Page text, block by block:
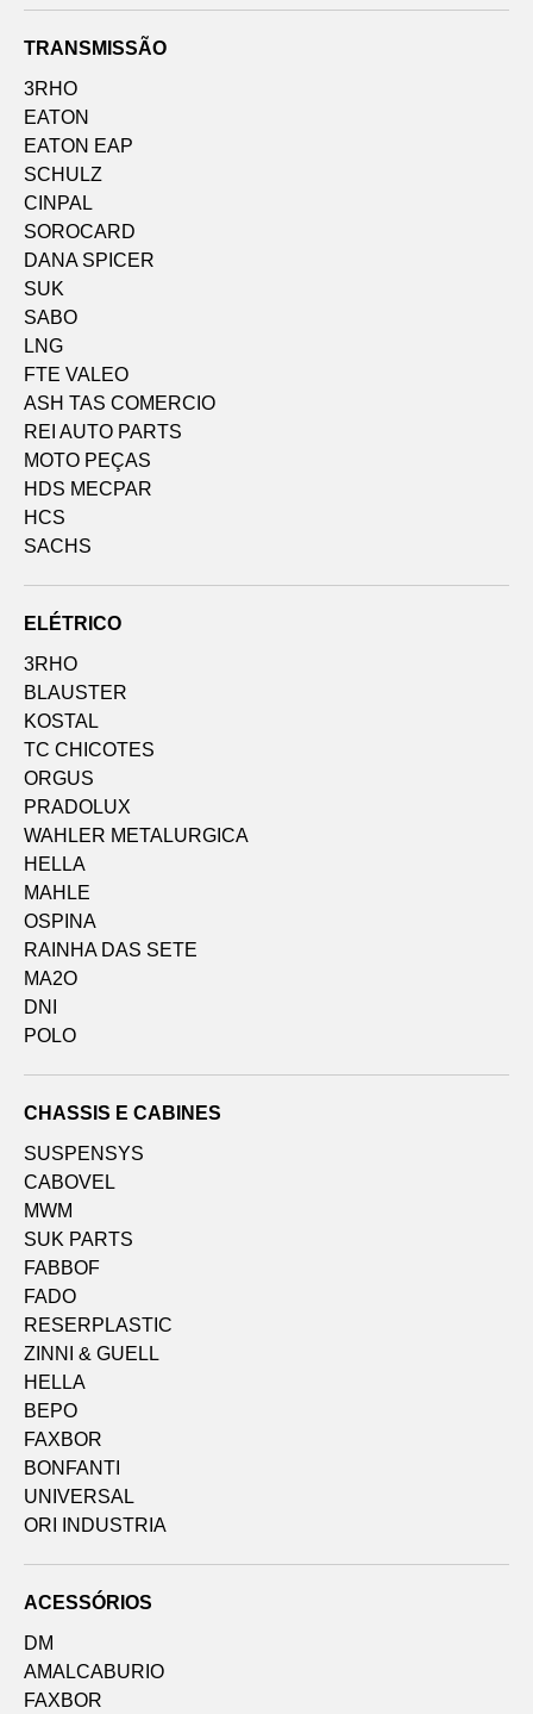
TRANSMISSÃO
3RHO
EATON
EATON EAP
SCHULZ
CINPAL
SOROCARD
DANA SPICER
SUK
SABO
LNG
FTE VALEO
ASH TAS COMERCIO
REI AUTO PARTS
MOTO PEÇAS
HDS MECPAR
HCS
SACHS
ELÉTRICO
3RHO
BLAUSTER
KOSTAL
TC CHICOTES
ORGUS
PRADOLUX
WAHLER METALURGICA
HELLA
MAHLE
OSPINA
RAINHA DAS SETE
MA2O
DNI
POLO
CHASSIS E CABINES
SUSPENSYS
CABOVEL
MWM
SUK PARTS
FABBOF
FADO
RESERPLASTIC
ZINNI & GUELL
HELLA
BEPO
FAXBOR
BONFANTI
UNIVERSAL
ORI INDUSTRIA
ACESSÓRIOS
DM
AMALCABURIO
FAXBOR